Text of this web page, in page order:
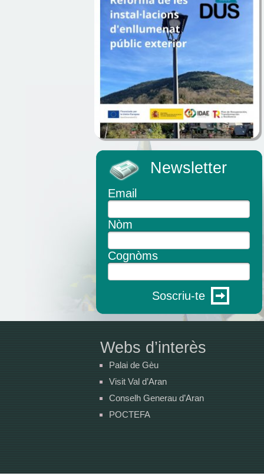
Newsletter
Email
Nòm
Cognòms
Soscriu-te
Webs d’interès
Palai de Gèu
Visit Val d’Aran
Conselh Generau d’Aran
POCTEFA